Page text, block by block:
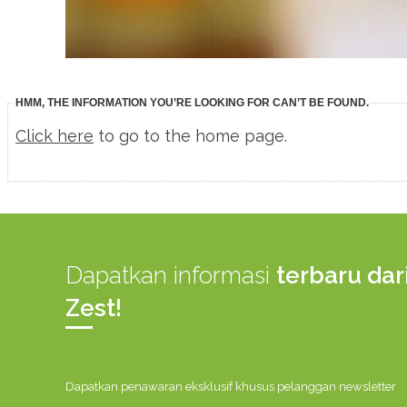
HMM, THE INFORMATION YOU’RE LOOKING FOR CAN’T BE FOUND.
Click here to go to the home page.
Dapatkan informasi terbaru
Zest!
Dapatkan penawaran eksklusif khusus pelanggan newsletter